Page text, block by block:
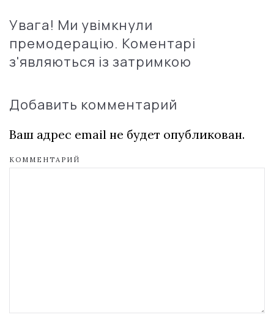
Увага! Ми увімкнули
премодерацію. Коментарі
з'являються із затримкою
Добавить комментарий
Ваш адрес email не будет опубликован.
КОММЕНТАРИЙ